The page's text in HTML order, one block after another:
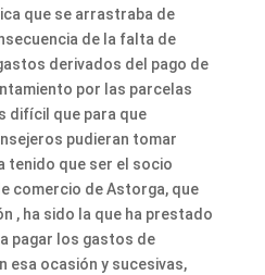
que se arrastraba de
de la falta de
derivados del pago de
por las parcelas
difícil que para que
pudieran tomar
tenido que ser el socio
comercio de Astorga, que
, ha sido la que ha prestado
pagar los gastos de
esa ocasión y sucesivas,